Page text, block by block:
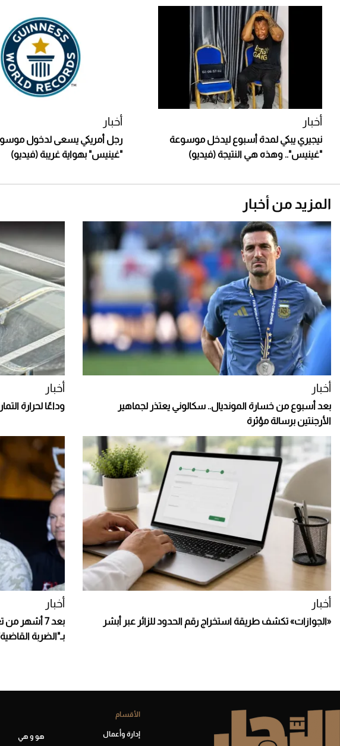
أخبار
نيجيري يبكي لمدة أسبوع ليدخل موسوعة
"غينيس".. وهذه هي النتيجة (فيديو)
أخبار
رجل أمريكي يسعى لدخول
"غينيس" بهواية غريبة (فيديو)
المزيد من أخبار
أخبار
بعد أسبوع من خسارة المونديال.. سكالوني يعتذر لجماهير
الأرجنتين برسالة مؤثرة
أخبار
وداعًا لحرارة
أخبار
«الجوازات» تكشف طريقة استخراج رقم الحدود للزائر عبر أبشر
أخبار
بعد 7 أشهر
بـ"الضربة
الأقسام
إدارة وأعمال هو و هي